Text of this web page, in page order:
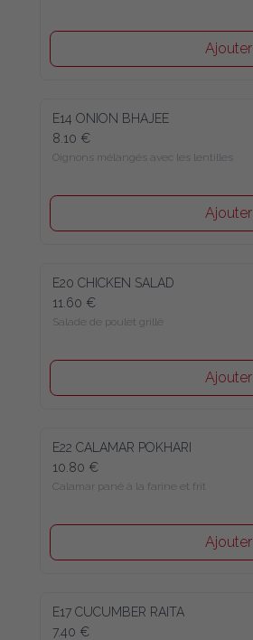
Ajouter
E14 ONION BHAJEE
8.10 €
Oignons mélangés avec les lentilles
Ajouter
E20 CHICKEN SALAD
11.60 €
Salade de poulet grillé
Ajouter
E22 CALAMAR POKHARI
10.80 €
Calamar pané à la farine et frit
Ajouter
E17 CUCUMBER RAITA
7.40 €